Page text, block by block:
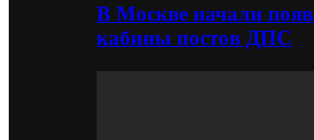
В Москве начали
кабины постов ДПС